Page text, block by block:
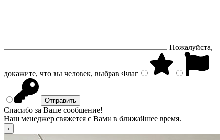
Пожалуйста,
докажите, что вы человек, выбрав Флаг.
Спасибо за Ваше сообщение!
Наш менеджер свяжется с Вами в ближайшее время.